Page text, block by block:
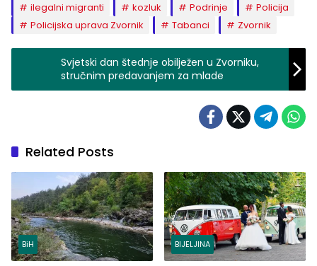
ilegalni migranti
kozluk Podrinje
Policija
Policijska uprava Zvornik
Tabanci Zvornik
Svjetski dan štednje obilježen u Zvorniku,
stručnim predavanjem za mlade
Related Posts
BiH BIJELJINA